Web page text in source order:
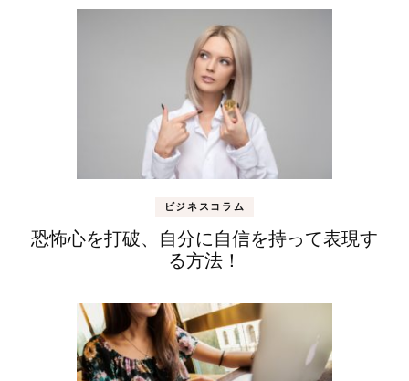
ビジネスコラム
恐怖心を打破、自分に自信を持って表現す
る方法！